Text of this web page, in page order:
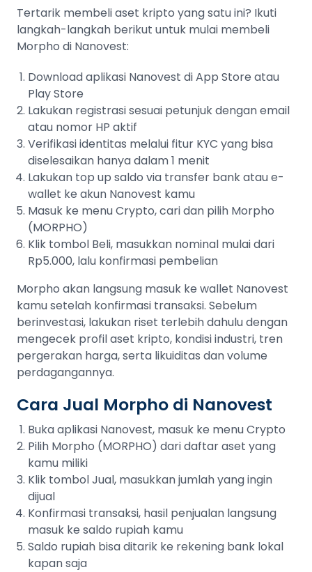
Tertarik membeli aset kripto yang satu ini? Ikuti
langkah-langkah berikut untuk mulai membeli
Morpho di Nanovest:
Download aplikasi Nanovest di App Store atau
Play Store
Lakukan registrasi sesuai petunjuk dengan email
atau nomor HP aktif
Verifikasi identitas melalui fitur KYC yang bisa
diselesaikan hanya dalam 1 menit
Lakukan top up saldo via transfer bank atau e-
wallet ke akun Nanovest kamu
Masuk ke menu Crypto, cari dan pilih Morpho
(MORPHO)
Klik tombol Beli, masukkan nominal mulai dari
Rp5.000, lalu konfirmasi pembelian
Morpho akan langsung masuk ke wallet Nanovest
kamu setelah konfirmasi transaksi. Sebelum
berinvestasi, lakukan riset terlebih dahulu dengan
mengecek profil aset kripto, kondisi industri, tren
pergerakan harga, serta likuiditas dan volume
perdagangannya.
Cara Jual Morpho di Nanovest
Buka aplikasi Nanovest, masuk ke menu Crypto
Pilih Morpho (MORPHO) dari daftar aset yang
kamu miliki
Klik tombol Jual, masukkan jumlah yang ingin
dijual
Konfirmasi transaksi, hasil penjualan langsung
masuk ke saldo rupiah kamu
Saldo rupiah bisa ditarik ke rekening bank lokal
kapan saja